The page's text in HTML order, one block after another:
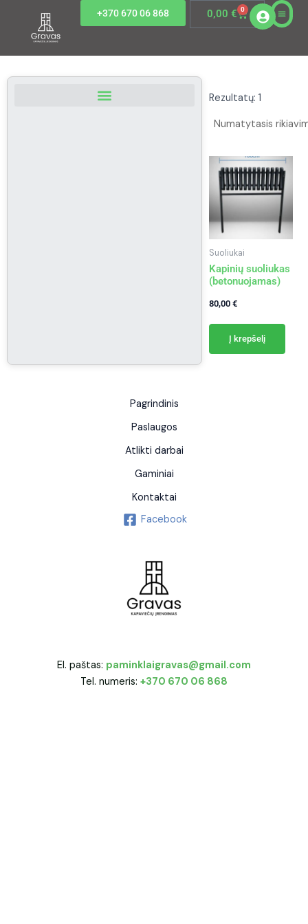
+370 670 06 868 0,00€ 0
Cart
Rezultatų: 1
Suoliukai
Kapinių suoliukas
(betonuojamas)
80,00 €
Į krepšelį
Pagrindinis
Paslaugos
Atlikti darbai
Gaminiai
Kontaktai
Facebook
El. paštas: paminklaigravas@gmail.com
Tel. numeris: +370 670 06 868